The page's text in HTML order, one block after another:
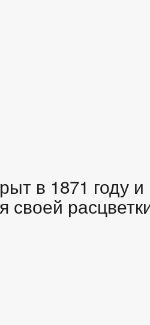
в 1871 году
своей